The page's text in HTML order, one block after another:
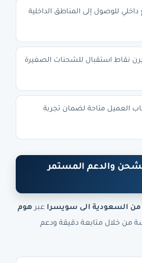
داخلي للوصول إلى المناطق الداخلية
نقاط استقبال للشحنات الصغيرة
العميل متاحة لضمان تجربة
والدعم المستمر
السعودية الى سويسرا عبر هوم
خلال متابعة دقيقة ودعم